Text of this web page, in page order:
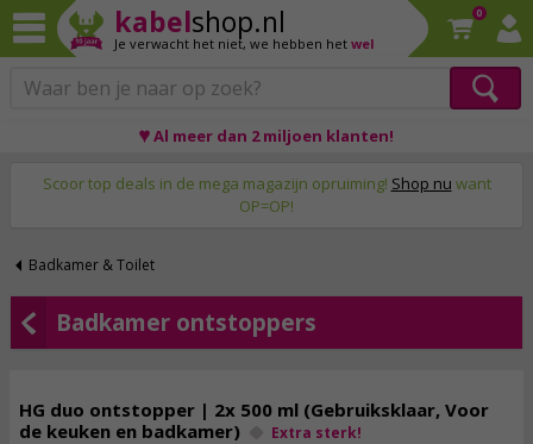
kabelshop.nl
Je verwacht het niet, we hebben het wel
0
Scoor top deals in de mega magazijn opruiming! Shop nu want
OP=OP!
Badkamer & Toilet
Badkamer ontstoppers
HG duo ontstopper | 2x 500 ml (Gebruiksklaar, Voor
de keuken en badkamer)
Extra sterk!